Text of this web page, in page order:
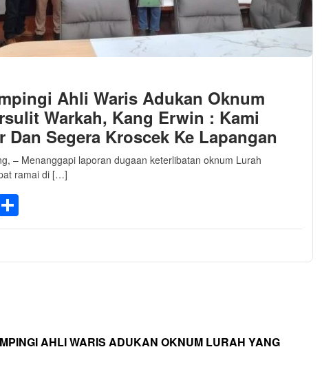
Ahli Waris Adukan Oknum
Warkah, Kang Erwin : Kami
Segera Kroscek Ke Lapangan
– Menanggapi laporan dugaan keterlibatan oknum Lurah
ramai di […]
AHLI WARIS ADUKAN OKNUM LURAH YANG